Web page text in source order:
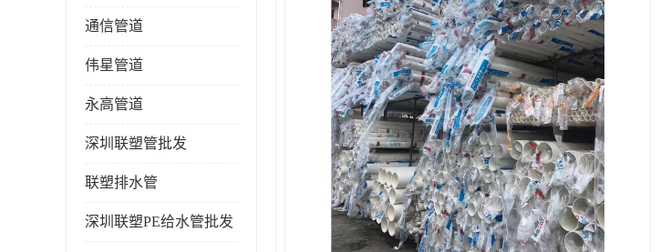
通信管道
伟星管道
永高管道
深圳联塑管批发
联塑排水管
深圳联塑PE给水管批发